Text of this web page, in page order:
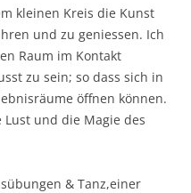
kleinen Kreis die Kunst
und zu geniessen. Ich
Raum im Kontakt
zu sein; so dass sich in
öffnen können.
und die Magie des
& Tanz,einer